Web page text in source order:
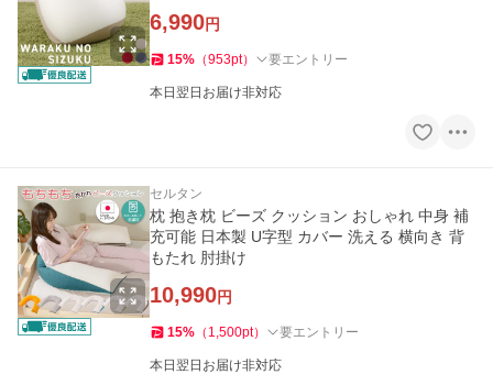
6,990円
15% （953pt） 要エントリー
本日翌日お届け非対応
セルタン
枕 抱き枕 ビーズ クッション おしゃれ 中身 補
充可能 日本製 U字型 カバー 洗える 横向き 背
もたれ 肘掛け
10,990円
15% （ 1,500pt） 要エントリー
本日翌日お届け非対応